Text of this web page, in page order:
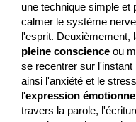
une technique simple et
calmer le système
l'esprit. Deuxièmement,
pleine conscienceou
se recentrer sur l'instant
ainsi l'anxiété et le
l'expression
travers la parole,